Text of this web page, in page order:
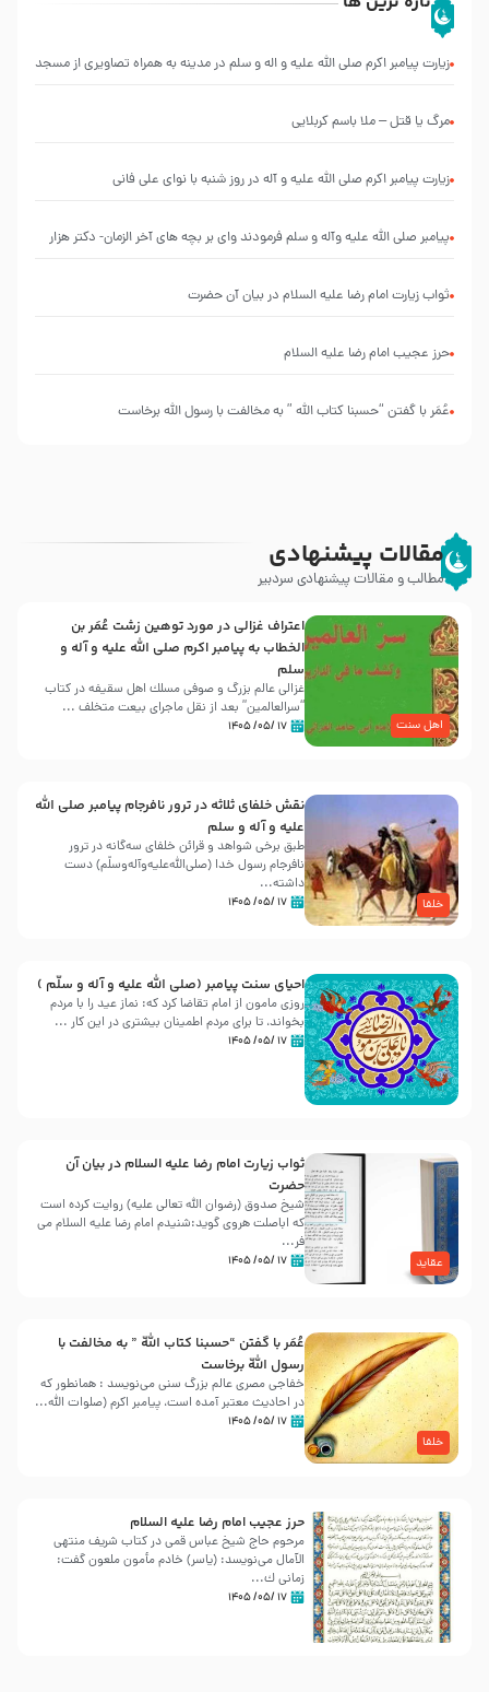
زیارت پیامبر اکرم صلی الله علیه و اله و سلم در مدینه به همراه تصاویری از مسجد
مرگ یا قتل – ملا باسم کربلایی
زیارت پیامبر اکرم صلی الله علیه و آله در روز شنبه با نوای علی فانی
پیامبر صلی الله علیه وآله و سلم فرمودند وای بر بچه های آخر الزمان- دکتر هزار
ثواب زیارت امام رضا علیه السلام در بیان آن حضرت
حرز عجیب امام رضا علیه السلام
عُمَر با گفتن “حسبنا كتاب اللّه ” به مخالفت با رسول اللّه برخاست
مقالات پیشنهادی
مطالب و مقالات پیشنهادی سردبیر
اهل سنت
اعتراف غزالی در مورد توهین زشت عُمَر بن
الخطاب به پیامبر اکرم صلی الله علیه و آله و
سلم
غزالی عالم بزرگ و صوفی مسلك اهل سقيفه در کتاب
“سرالعالمین” بعد از نقل ماجرای بیعت متخلف ...
۱۷ /۰۵/ ۱۴۰۵
خلفا
نقش خلفای ثلاثه در ترور نافرجام پیامبر صلی الله
علیه و آله و سلم
طبق برخی شواهد و قرائن خلفای سه‌گانه در ترور
نافرجام رسول خدا (صلی‌الله‌علیه‌و‌آله‌وسلّم) دست
داشته‌...
۱۷ /۰۵/ ۱۴۰۵
احیای سنت پیامبر (صلی الله علیه و آله و سلّم )
روزی مامون از امام تقاضا کرد که: نماز عید را با مردم
بخواند، تا برای مردم اطمینان بیشتری در این کار ...
۱۷ /۰۵/ ۱۴۰۵
عقاید
ثواب زیارت امام رضا علیه السلام در بیان آن
حضرت
شیخ صدوق (رضوان الله تعالی علیه) روایت کرده است
که اباصلت هروی گوید:شنیدم امام رضا علیه السلام می
فر...
۱۷ /۰۵/ ۱۴۰۵
خلفا
عُمَر با گفتن “حسبنا كتاب اللّه ” به مخالفت با
رسول اللّه برخاست
خفاجی مصری عالم بزرگ سنی می‌نویسد : همانطور که
در احادیث معتبر آمده است، پیامبر اکرم (صلوات اللّه...
۱۷ /۰۵/ ۱۴۰۵
حرز عجیب امام رضا علیه السلام
مرحوم حاج شیخ عباس قمی در کتاب شریف منتهی
الآمال می‌نویسد: (ياسر) خادم مأمون ملعون گفت:
زمانى ك...
۱۷ /۰۵/ ۱۴۰۵